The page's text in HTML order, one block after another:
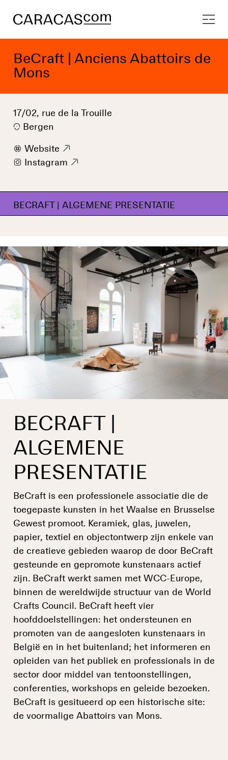
BeCraft | Anciens Abattoirs de
Mons
17/02, rue de la Trouille
Bergen
w Website 9
i
Instagram 9
BECRAFT | ALGEMENE PRESENTATIE
BECRAFT |
ALGEMENE
PRESENTATIE
BeCraft is een professionele associatie die de
toegepaste kunsten in het Waalse en Brusselse
Gewest promoot. Keramiek, glas, juwelen,
papier, textiel en objectontwerp zijn enkele van
de creatieve gebieden waarop de door BeCraft
gesteunde en gepromote kunstenaars actief
zijn. BeCraft werkt samen met WCC-Europe,
binnen de wereldwijde structuur van de World
Crafts Council. BeCraft heeft vier
hoofddoelstellingen: het ondersteunen en
promoten van de aangesloten kunstenaars in
België en in het buitenland; het informeren en
opleiden van het publiek en professionals in de
sector door middel van tentoonstellingen,
conferenties, workshops en geleide bezoeken.
BeCraft is gesitueerd op een historische site:
de voormalige Abattoirs van Mons.